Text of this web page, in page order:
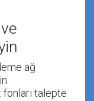
ağ
talepte